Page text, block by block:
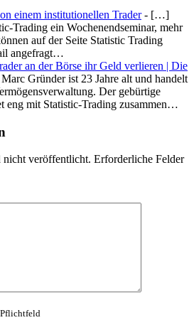
einem institutionellen Trader- […]
Trading ein Wochenendseminar, mehr
auf der Seite Statistic Trading
angefragt…
an der Börse ihr Geld verlieren | Die
Gründer ist 23 Jahre alt und handelt
Der gebürtige
eng mit Statistic-Trading zusammen…
veröffentlicht. Erforderliche Felder